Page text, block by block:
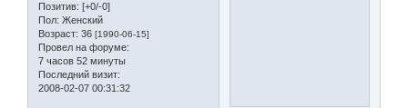
Позитив: [+0/-0]
Пол: Женский
Возраст: 36 [1990-06-15]
Провел на форуме:
7 часов 52 минуты
Последний визит:
2008-02-07 00:31:32